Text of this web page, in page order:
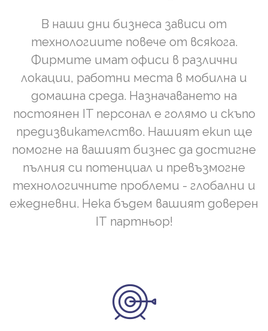
В наши дни бизнеса зависи от
технологиите повече от всякога.
Фирмите имат офиси в различни
локации, работни места в мобилна и
домашна среда. Назначаването на
постоянен IT персонал е голямо и скъпо
предизвикателство. Нашият екип ще
помогне на вашият бизнес да достигне
пълния си потенциал и превъзмогне
технологичните проблеми - глобални и
ежедневни. Нека бъдем вашият доверен
IT партньор!